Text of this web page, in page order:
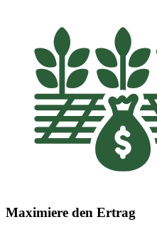
Maximiere den Ertrag